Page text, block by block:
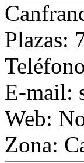
Plazas:
E-mail:
Web:
Zona: